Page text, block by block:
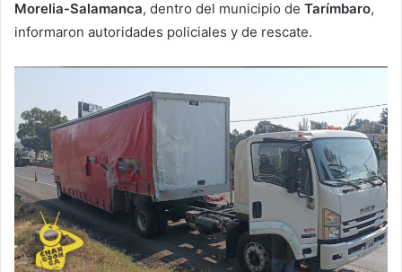
Morelia-Salamanca, dentro del municipio de Tarímbaro,
informaron autoridades policiales y de rescate.